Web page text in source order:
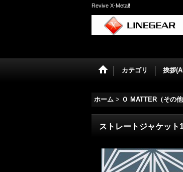
Revive X-Metal!
カテゴリ 挨拶
ホーム > Ｏ MATTER（その
ストレートジャケット